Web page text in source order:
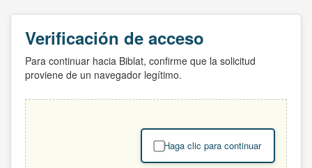
Verificación de acceso
Para continuar hacia Biblat, confirme que la solicitud
proviene de un navegador legítimo.
Haga clic para continuar